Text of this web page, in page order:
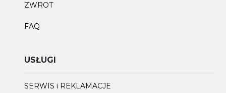
ZWROT
FAQ
USŁUGI
SERWIS i REKLAMACJE